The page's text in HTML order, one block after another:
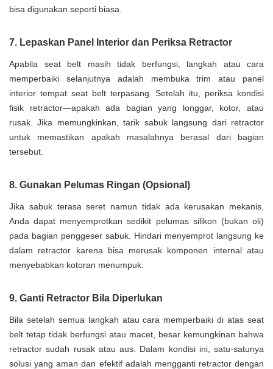
bisa digunakan seperti biasa.
7. Lepaskan Panel Interior dan Periksa Retractor
Apabila seat belt masih tidak berfungsi, langkah atau cara
memperbaiki selanjutnya adalah membuka trim atau panel
interior tempat seat belt terpasang. Setelah itu, periksa kondisi
fisik retractor—apakah ada bagian yang longgar, kotor, atau
rusak. Jika memungkinkan, tarik sabuk langsung dari retractor
untuk memastikan apakah masalahnya berasal dari bagian
tersebut.
8. Gunakan Pelumas Ringan (Opsional)
Jika sabuk terasa seret namun tidak ada kerusakan mekanis,
Anda dapat menyemprotkan sedikit pelumas silikon (bukan oli)
pada bagian penggeser sabuk. Hindari menyemprot langsung ke
dalam retractor karena bisa merusak komponen internal atau
menyebabkan kotoran menumpuk.
9. Ganti Retractor Bila Diperlukan
Bila setelah semua langkah atau cara memperbaiki di atas seat
belt tetap tidak berfungsi atau macet, besar kemungkinan bahwa
retractor sudah rusak atau aus. Dalam kondisi ini, satu-satunya
solusi yang aman dan efektif adalah mengganti retractor dengan